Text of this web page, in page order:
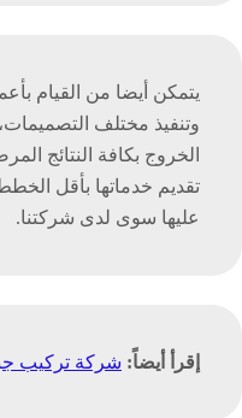
يتمكن أيضا من القيام
وتنفيذ مختلف
الخروج بكافة النتائج
تقديم خدماتها بأقل
عليها سوى لدى شركتنا.
إقرأ أيضاً: شركة تركيب